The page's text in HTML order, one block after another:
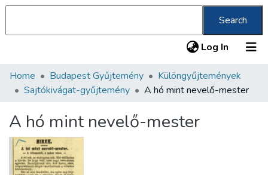
Search
Log In (current)
Communities & Collections
Statistics
About us
Home Budapest Gyűjtemény
Különgyűjtemények
Sajtókivágat-gyűjtemény
A hó mint nevelő-mester
A hó mint nevelő-mester